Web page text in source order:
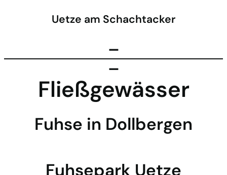
Uetze am Schachtacker
–
–
Fließgewässer
Fuhse in Dollbergen
Fuhsepark Uetze